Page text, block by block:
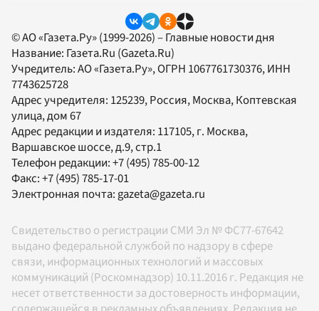
© АО «Газета.Ру» (1999-2026) – Главные новости дня
Название: Газета.Ru (Gazeta.Ru)
Учредитель:АО «Газета.Ру», ОГРН 1067761730376, ИНН
7743625728
Адрес учредителя: 125239, Россия, Москва, Коптевская
улица, дом 67
Адрес редакции и издателя: 117105, г. Москва,
Варшавское шоссе, д.9, стр.1
Телефон редакции:+7 (495) 785-00-12
Факс:+7 (495) 785-17-01
Электронная почта: gazeta@gazeta.ru
Свидетельство о регистрации СМИ Эл № ФС77-67642
выдано федеральной службой по надзору в сфере
связи, информационных технологий и массовых
коммуникаций (Роскомнадзор) 10.11.2016 г. Редакция не
несет ответственности за достоверность информации,